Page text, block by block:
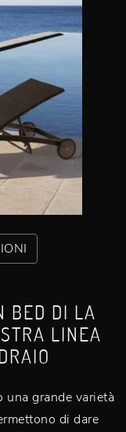
BED DI LA
LINEA
grande varietà
di dare